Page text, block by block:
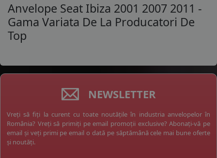
Anvelope Seat Ibiza 2001 2007 2011 -
Gama Variata De La Producatori De
Top
NEWSLETTER
Vreți să fiți la curent cu toate noutățile în industria anvelopelor în
România? Vreți să primiți pe email promoții exclusive? Abonați-vă pe
email și veți primi pe email o dată pe săptămână cele mai bune oferte
și noutăți.